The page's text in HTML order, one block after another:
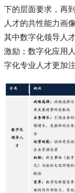
下的层面要求，再
人才的共性能力画
其中数字化领导人
激励；数字化应用
字化专业人才更加